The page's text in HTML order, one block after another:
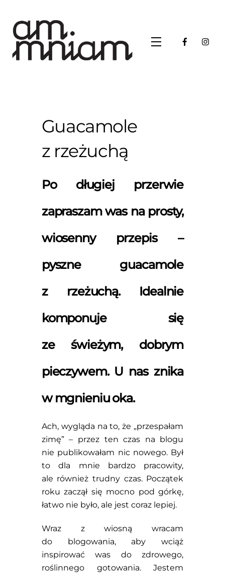
content
Menu
Guacamole
z rzeżuchą
Po długiej przerwie
zapraszam was na prosty,
wiosenny przepis –
pyszne guacamole
z rzeżuchą. Idealnie
komponuje się
ze świeżym, dobrym
pieczywem. U nas znika
w mgnieniu oka.
Ach, wygląda na to, że „przespałam
zimę” – przez ten czas na blogu
nie publikowałam nic nowego. Był
to dla mnie bardzo pracowity,
ale również trudny czas. Początek
roku zaczął się mocno pod górkę,
łatwo nie było, ale jest coraz lepiej.
Wraz z wiosną wracam
do blogowania, aby wciąż
inspirować was do zdrowego,
roślinnego gotowania. Jestem